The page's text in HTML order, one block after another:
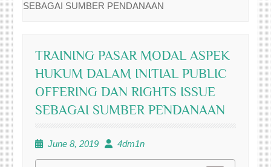
SEBAGAI SUMBER PENDANAAN
TRAINING PASAR MODAL ASPEK
HUKUM DALAM INITIAL PUBLIC
OFFERING DAN RIGHTS ISSUE
SEBAGAI SUMBER PENDANAAN
June 8, 2019 4dm1n